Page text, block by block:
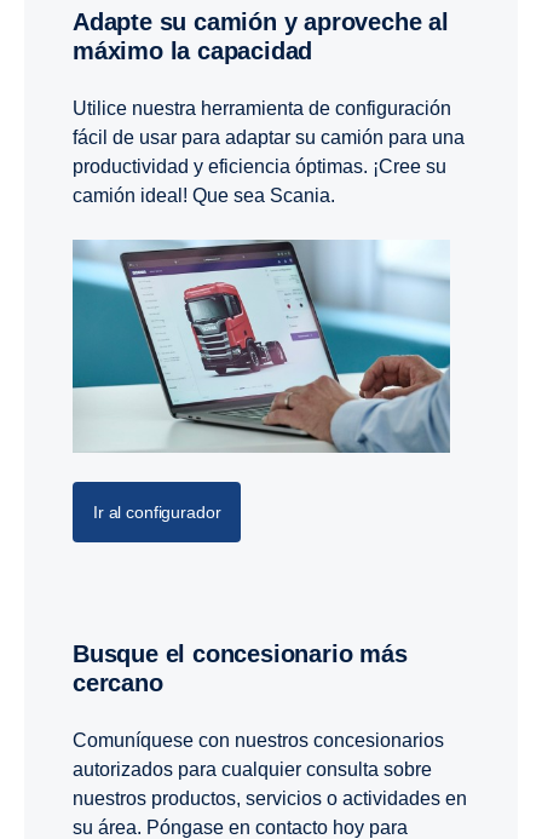
Adapte su camión y aproveche al
máximo la capacidad
Utilice nuestra herramienta de configuración
fácil de usar para adaptar su camión para una
productividad y eficiencia óptimas. ¡Cree su
camión ideal! Que sea Scania.
Ir al configurador
Busque el concesionario más
cercano
Comuníquese con nuestros concesionarios
autorizados para cualquier consulta sobre
nuestros productos, servicios o actividades en
su área. Póngase en contacto hoy para